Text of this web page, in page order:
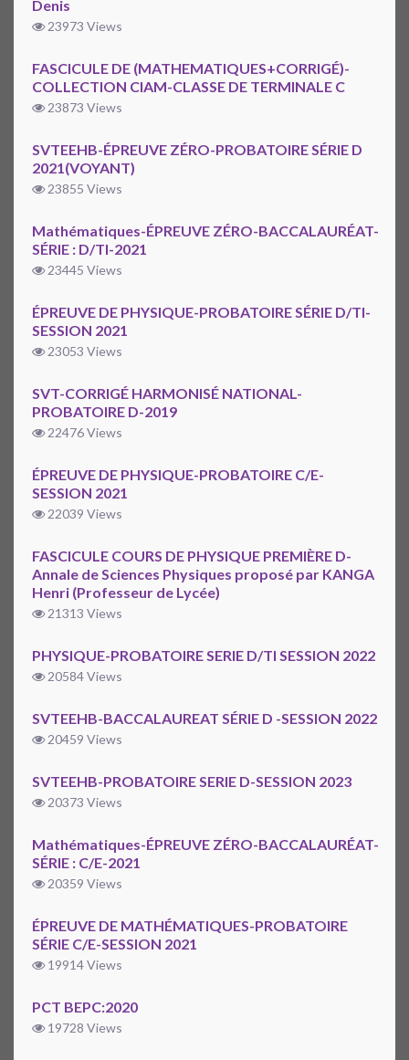
Denis
23973 Views
FASCICULE DE (MATHEMATIQUES+CORRIGÉ)-
COLLECTION CIAM-CLASSE DE TERMINALE C
23873 Views
SVTEEHB-ÉPREUVE ZÉRO-PROBATOIRE SÉRIE D
2021(VOYANT)
23855 Views
Mathématiques-ÉPREUVE ZÉRO-BACCALAURÉAT-
SÉRIE : D/TI-2021
23445 Views
ÉPREUVE DE PHYSIQUE-PROBATOIRE SÉRIE D/TI-
SESSION 2021
23053 Views
SVT-CORRIGÉ HARMONISÉ NATIONAL-
PROBATOIRE D-2019
22476 Views
ÉPREUVE DE PHYSIQUE-PROBATOIRE C/E-
SESSION 2021
22039 Views
FASCICULE COURS DE PHYSIQUE PREMIÈRE D-
Annale de Sciences Physiques proposé par KANGA
Henri (Professeur de Lycée)
21313 Views
PHYSIQUE-PROBATOIRE SERIE D/TI SESSION 2022
20584 Views
SVTEEHB-BACCALAUREAT SÉRIE D -SESSION 2022
20459 Views
SVTEEHB-PROBATOIRE SERIE D-SESSION 2023
20373 Views
Mathématiques-ÉPREUVE ZÉRO-BACCALAURÉAT-
SÉRIE : C/E-2021
20359 Views
ÉPREUVE DE MATHÉMATIQUES-PROBATOIRE
SÉRIE C/E-SESSION 2021
19914 Views
PCT BEPC:2020
19728 Views